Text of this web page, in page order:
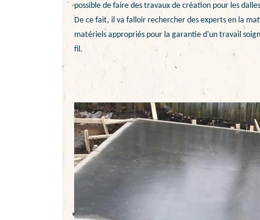
possible de faire des travaux de création pour les
De ce fait, il va falloir rechercher des experts en la
matériels appropriés pour la garantie d'un travail
fil.